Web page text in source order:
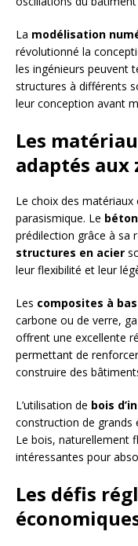
La modélisation
révolutionné la
les ingénieurs peuvent
structures à différents
leur conception avant
Les
adaptés aux
Le choix des
parasismique. Le
prédilection grâce à sa
structures en acier
leur flexibilité et leur
Les composites à
carbone ou de verre,
offrent une excellente
permettant de
construire des
L’utilisation de bois
construction de grands
Le bois, naturellement
intéressantes pour
Les défis